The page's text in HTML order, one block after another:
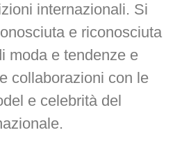
internazionali. Si
e riconosciuta
moda e tendenze e
collaborazioni con le
e celebrità del